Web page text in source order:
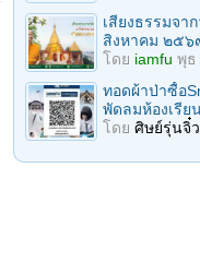
เสียงธรรมจ
สิงหาคม ๒๕๖
โดย iamfu พุธ
ทอดผ้าป่าซื้อ
พัดลมห้องเรีย
โดย ศิษย์รุ่นจิ๋ว